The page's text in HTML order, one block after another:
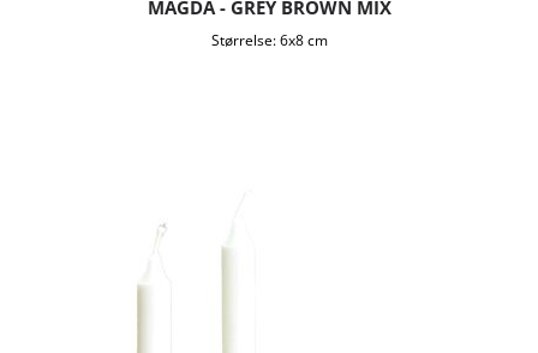
MAGDA - GREY BROWN MIX
Størrelse: 6x8 cm